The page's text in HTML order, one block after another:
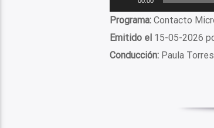
de
audio
Programa: Contacto
Emitido el15-05-2026
Conducción:Paula Torres